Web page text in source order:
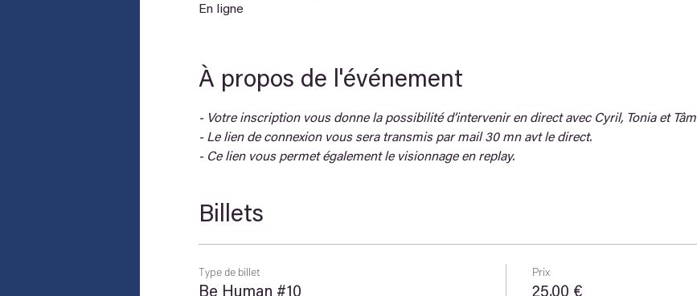
En ligne
À propos de l'événement
- Votre inscription vous donne la possibilité d’intervenir en direct avec Cyril, Tonia et
- Le lien de connexion vous sera transmis par mail 30 mn avt le direct.
- Ce lien vous permet également le visionnage en replay.
Billets
Type de billet
Be Human #10
Prix
25,00 €